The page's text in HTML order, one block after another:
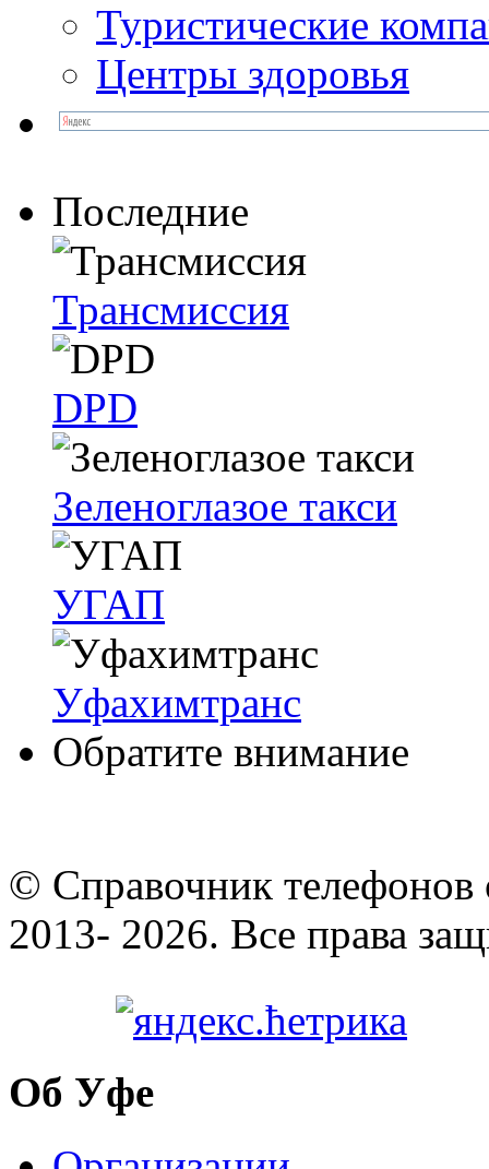
Туристические
Центры здоровья
Последние
Трансмиссия
DPD
Зеленоглазое такси
УГАП
Уфахимтранс
Обратите внимание
© Cправочник телефонов
2013- 2026. Все права
Об Уфе